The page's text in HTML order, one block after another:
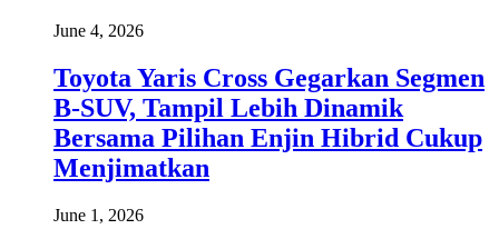
June 4, 2026
Toyota Yaris Cross Gegarkan Segmen
B-SUV, Tampil Lebih Dinamik
Bersama Pilihan Enjin Hibrid Cukup
Menjimatkan
June 1, 2026